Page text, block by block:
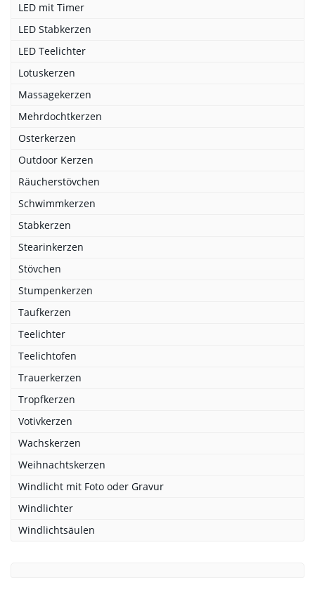
LED mit Timer
LED Stabkerzen
LED Teelichter
Lotuskerzen
Massagekerzen
Mehrdochtkerzen
Osterkerzen
Outdoor Kerzen
Räucherstövchen
Schwimmkerzen
Stabkerzen
Stearinkerzen
Stövchen
Stumpenkerzen
Taufkerzen
Teelichter
Teelichtofen
Trauerkerzen
Tropfkerzen
Votivkerzen
Wachskerzen
Weihnachtskerzen
Windlicht mit Foto oder Gravur
Windlichter
Windlichtsäulen